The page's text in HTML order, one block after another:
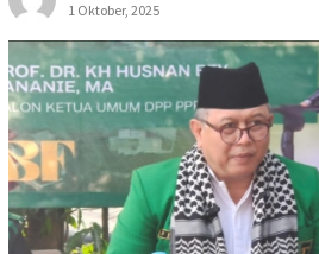
1 Oktober, 2025